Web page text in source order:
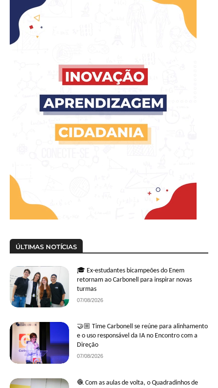
ÚLTIMAS NOTÍCIAS
🎓 Ex-estudantes bicampeões do Enem
retornam ao Carbonell para inspirar novas
turmas
07/08/2026
🤝🏼 Time Carbonell se reúne para alinhamento
e o uso responsável da IA no Encontro com a
Direção
07/08/2026
🧶 Com as aulas de volta, o Quadradinhos de